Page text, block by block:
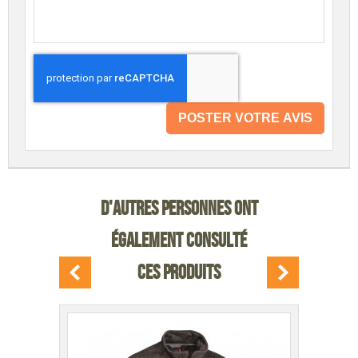
POSTER VOTRE AVIS
D'AUTRES PERSONNES ONT
ÉGALEMENT CONSULTÉ
CES PRODUITS